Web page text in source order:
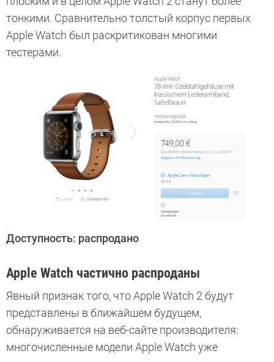
тонкими. Сравнительно толстый корпус первых
Apple Watch был раскритикован многими
тестерами.
Доступность: распродано
Apple Watch частично распроданы
Явный признак того, что Apple Watch 2 будут
представлены в ближайшем будущем,
обнаруживается на веб-сайте производителя:
многочисленные модели Apple Watch уже